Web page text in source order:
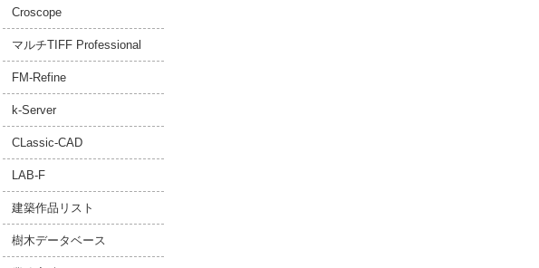
Croscope
マルチTIFF Professional
FM-Refine
k-Server
CLassic-CAD
LAB-F
建築作品リスト
樹木データベース